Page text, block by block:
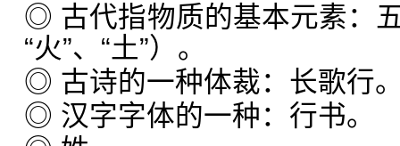
◎ 古代指物质的基本元素：五
“火”、“土”）。
◎ 古诗的一种体裁：长歌行
◎ 汉字字体的一种：行书。